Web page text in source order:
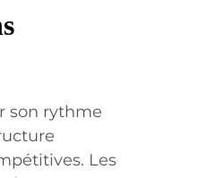
son rythme
Les